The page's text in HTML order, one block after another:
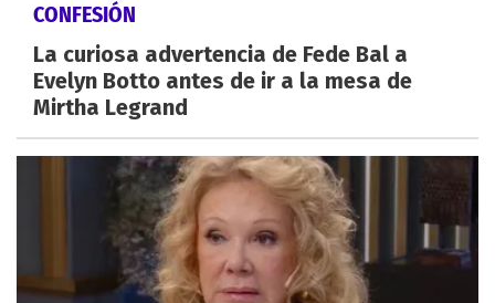
CONFESIÓN
La curiosa advertencia de Fede Bal a
Evelyn Botto antes de ir a la mesa de
Mirtha Legrand